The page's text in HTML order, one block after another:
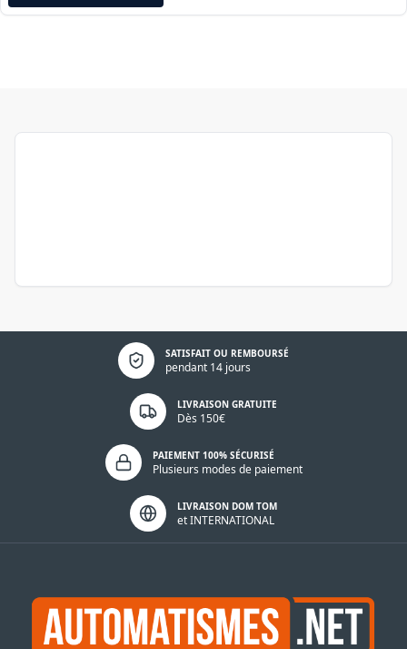
SATISFAIT OU REMBOURSÉ
pendant 14 jours
Politique de confidentialité
LIVRAISON GRATUITE
Dès 150€
PAIEMENT 100% SÉCURISÉ
Plusieurs modes de paiement
LIVRAISON DOM TOM
et INTERNATIONAL